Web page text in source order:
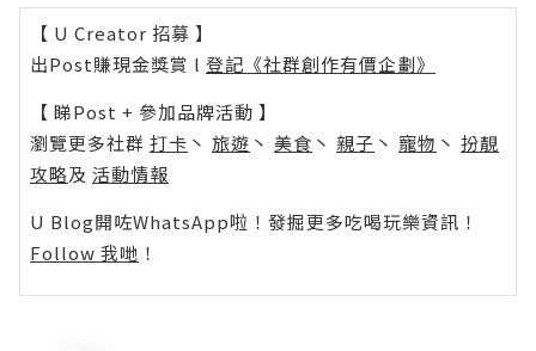
【 U Creator 招募 】
出Post賺現金獎賞 l 登記《社群創作有價企劃》
【 睇Post + 參加品牌活動 】
瀏覽更多社群 打卡 丶 旅遊 丶 美食 丶 親子 丶 寵物 丶 扮靚
攻略及 活動情報
U Blog開咗WhatsApp啦！發掘更多吃喝玩樂資訊！
Follow 我哋 ！